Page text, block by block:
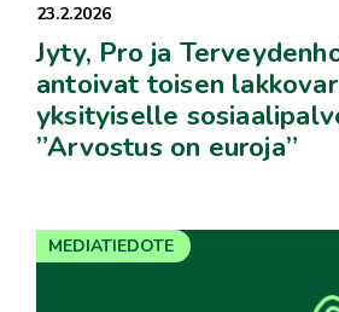
23.2.2026
Jyty, Pro ja
antoivat toisen
yksityiselle
”Arvostus on euroja”
MEDIATIEDOTE